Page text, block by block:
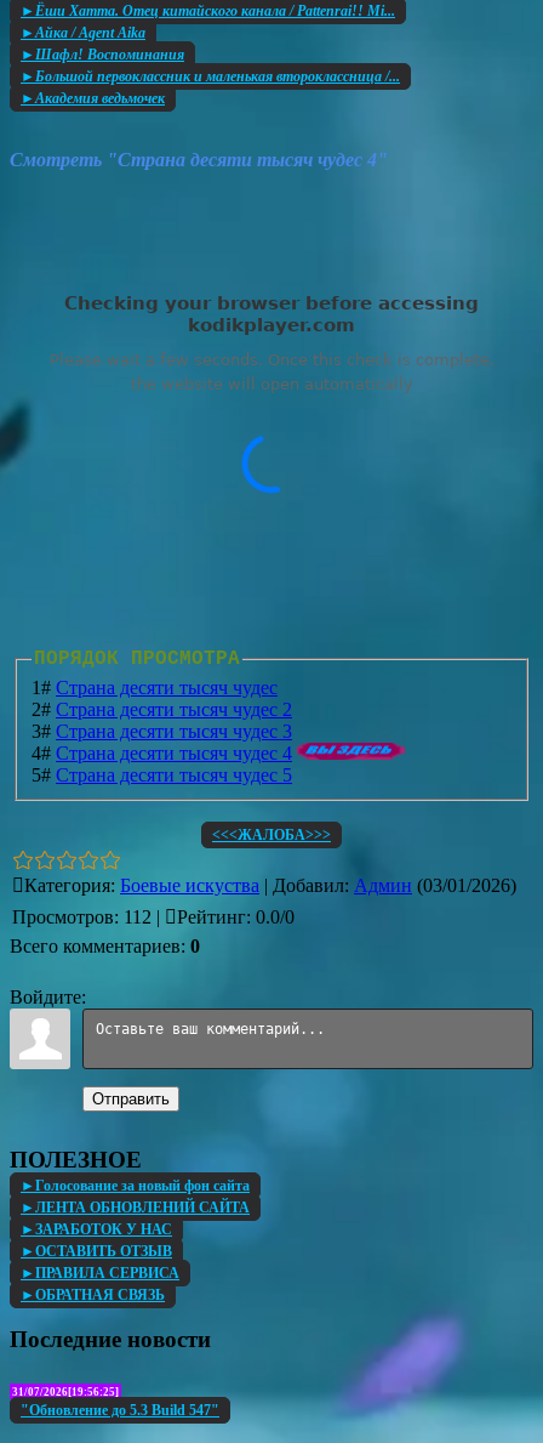
►Ёши Хатта. Отец китайского канала / Pattenrai!! Mi...
►Айка / Agent Aika
►Шафл! Воспоминания
►Большой первоклассник и маленькая второклассница /...
►Академия ведьмочек
Смотреть "Страна десяти тысяч чудес 4"
ПОРЯДОК ПРОСМОТРА
1# Страна десяти тысяч чудес
2# Страна десяти тысяч чудес 2
3# Страна десяти тысяч чудес 3
4# Страна десяти тысяч чудес 4
5# Страна десяти тысяч чудес 5
<<<ЖАЛОБА>>>
Категория: Боевые искуства | Добавил: Админ (03/01/2026)
Просмотров: 112 | Рейтинг: 0.0/0
Всего комментариев: 0
Войдите:
Отправить
ПОЛЕЗНОЕ
►Голосование за новый фон сайта
►ЛЕНТА ОБНОВЛЕНИЙ САЙТА
►ЗАРАБОТОК У НАС
►ОСТАВИТЬ ОТЗЫВ
►ПРАВИЛА СЕРВИСА
►ОБРАТНАЯ СВЯЗЬ
Последние новости
31/07/2026[19:56:25]
"Обновление до 5.3 Build 547"